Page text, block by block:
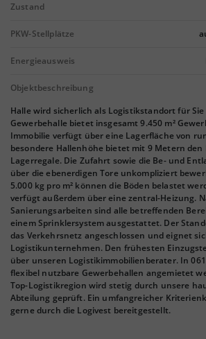
Zustand
PKW-Stellplätze
Energieausweis
Objektbeschreibung
Halle wird sicherlich als Logistikstandort für
Gewerbehalle bietet insgesamt 9.450 m²
Immobilie verfügt über eine Lagerfläche von
besondere Hallenhöhe bietet mit 9 Metern
Lagerregale. Die Zufahrt sowie die Be- und
über die ebenerdigen Tore unkompliziert
5.000 kg pro m² können die Böden belastet
verfügt außerdem über eine zentral-Heizung.
Sanierungsarbeiten sind alle betreffenden
einem Sprinklersystem ausgestattet. Der
das Verkehrsnetz angeschlossen und eignet
Logistikunternehmen. Den frühesten
über unseren Logistikimmobilienberater. In
flexibel nutzbare Gewerbehallen angemietet
Top-Logistikregion wird stetig durch unsere
Abteilung geprüft. Ein umfangreicher
gerne durch die Logivest bereitgestellt.